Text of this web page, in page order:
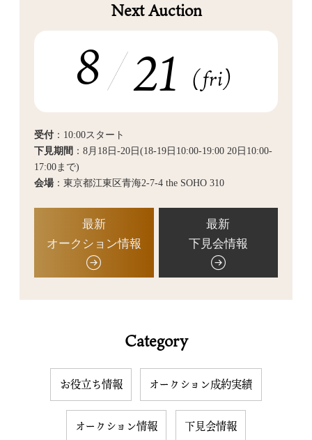
Next Auction
8 21 (fri)
受付 ：10:00スタート
下見期間 ：8月18日-20日(18-19日10:00-19:00 20日10:00-
17:00まで)
会場 ：東京都江東区青海2-7-4 the SOHO 310
最新
オークション情報
最新
下見会情報
Category
お役立ち情報 オークション成約実績
オークション情報 下見会情報